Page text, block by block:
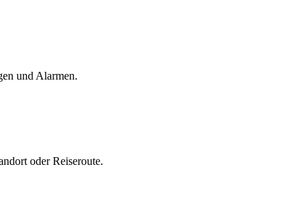
und Alarmen.
oder Reiseroute.